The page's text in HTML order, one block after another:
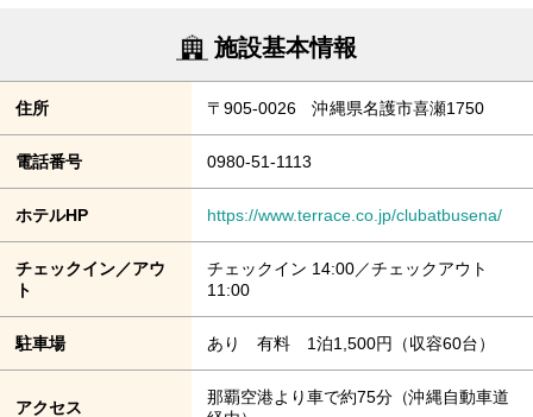
施設基本情報
住所 〒905-0026 沖縄県名護市喜瀬1750
電話番号 0980-51-1113
ホテルHP https://www.terrace.co.jp/clubatbusena/
チェックイン／アウ
ト
チェックイン 14:00／チェックアウト
11:00
駐車場 あり 有料 1泊1,500円（収容60台）
アクセス
那覇空港より車で約75分（沖縄自動車道